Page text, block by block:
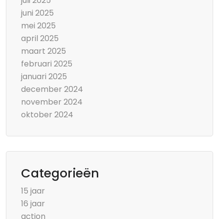
juni 2025
mei 2025
april 2025
maart 2025
februari 2025
januari 2025
december 2024
november 2024
oktober 2024
Categorieën
15 jaar
16 jaar
action